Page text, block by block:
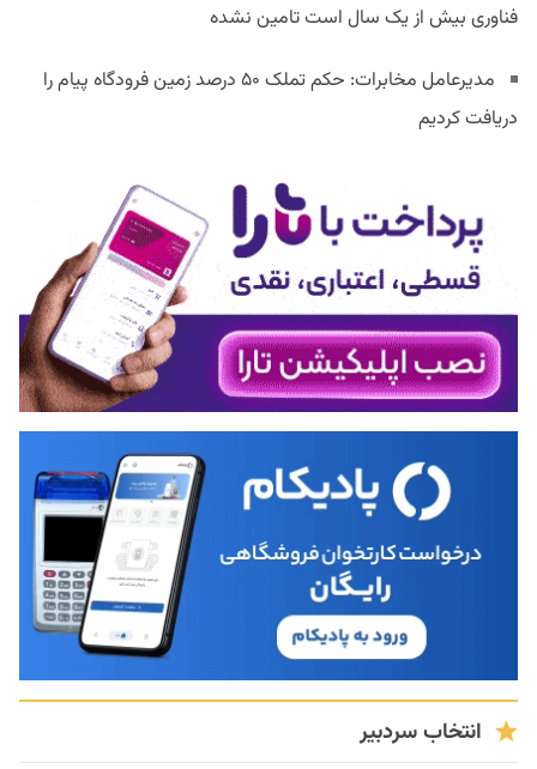
فناوری بیش از یک سال است تامین نشده
مدیرعامل مخابرات: حکم تملک ۵۰ درصد زمین فرودگاه پیام را
دریافت کردیم
انتخاب سردبیر